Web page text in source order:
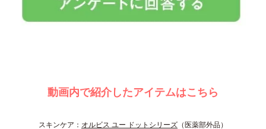
動画内で紹介したアイテムはこちら
スキンケア： オルビス ユー ドットシリーズ （医薬部外品）